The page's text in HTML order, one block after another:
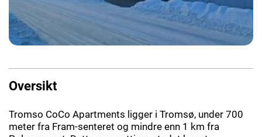
Oversikt
Tromso CoCo Apartments ligger i Tromsø, under 700
meter fra Fram-senteret og mindre enn 1 km fra